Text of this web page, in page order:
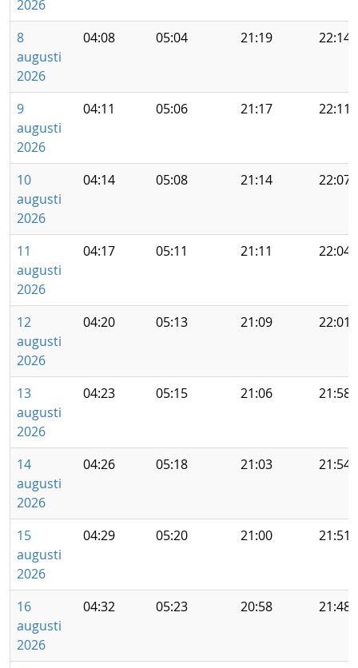
2026
8
augusti
2026
04:08 05:04 21:19 22:14
9
augusti
2026
04:11 05:06 21:17 22:11
10
augusti
2026
04:14 05:08 21:14 22:07
11
augusti
2026
04:17 05:11 21:11 22:04
12
augusti
2026
04:20 05:13 21:09 22:01
13
augusti
2026
04:23 05:15 21:06 21:58
14
augusti
2026
04:26 05:18 21:03 21:54
15
augusti
2026
04:29 05:20 21:00 21:51
16
augusti
2026
04:32 05:23 20:58 21:48